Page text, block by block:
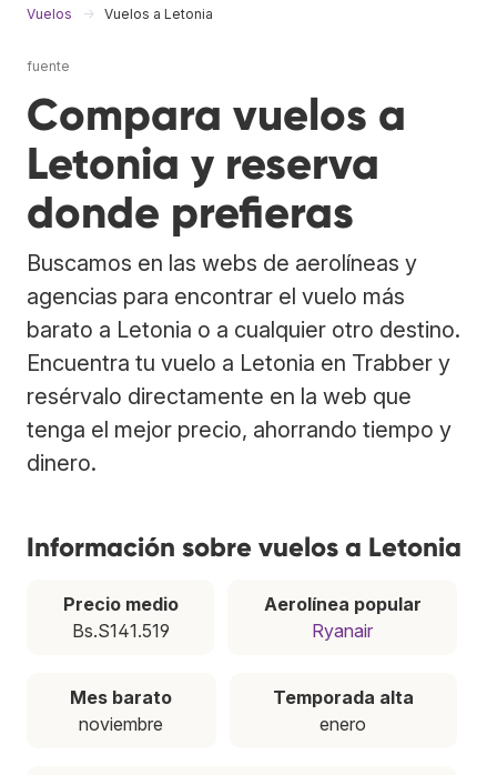
Vuelos Vuelos a Letonia
fuente
Compara vuelos a
Letonia y reserva
donde prefieras
Buscamos en las webs de aerolíneas y
agencias para encontrar el vuelo más
barato a Letonia o a cualquier otro destino.
Encuentra tu vuelo a Letonia en Trabber y
resérvalo directamente en la web que
tenga el mejor precio, ahorrando tiempo y
dinero.
Información sobre vuelos a Letonia
Precio medio
Bs.S141.519
Aerolínea popular
Ryanair
Mes barato
noviembre
Temporada alta
enero